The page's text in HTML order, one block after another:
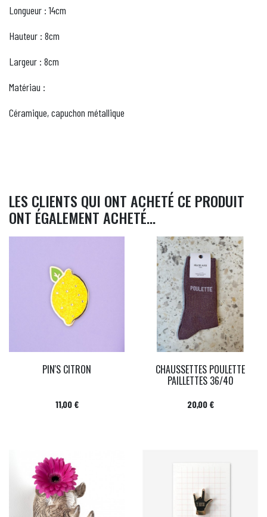
Longueur : 14cm
Hauteur : 8cm
Largeur : 8cm
Matériau :
Céramique, capuchon métallique
LES CLIENTS QUI ONT ACHETÉ CE PRODUIT
ONT ÉGALEMENT ACHETÉ...
PIN'S CITRON
Prix
11,00 €
CHAUSSETTES POULETTE
PAILLETTES 36/40
Prix
20,00 €